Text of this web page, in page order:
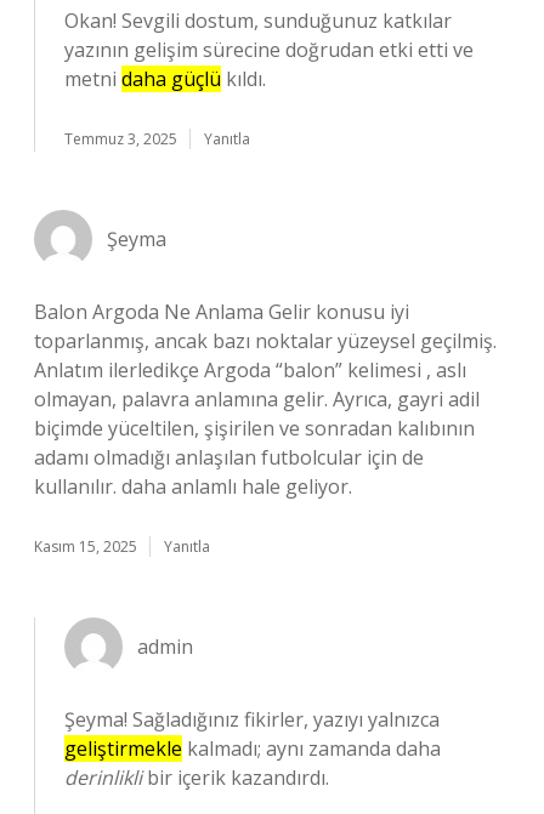
Okan! Sevgili dostum, sunduğunuz katkılar
yazının gelişim sürecine doğrudan etki etti ve
metni daha güçlü kıldı.
Temmuz 3, 2025 Yanıtla
Şeyma
Balon Argoda Ne Anlama Gelir konusu iyi
toparlanmış, ancak bazı noktalar yüzeysel geçilmiş.
Anlatım ilerledikçe Argoda “balon” kelimesi , aslı
olmayan, palavra anlamına gelir. Ayrıca, gayri adil
biçimde yüceltilen, şişirilen ve sonradan kalıbının
adamı olmadığı anlaşılan futbolcular için de
kullanılır. daha anlamlı hale geliyor.
Kasım 15, 2025 Yanıtla
admin
Şeyma! Sağladığınız fikirler, yazıyı yalnızca
geliştirmekle kalmadı; aynı zamanda daha
derinliklibir içerik kazandırdı.